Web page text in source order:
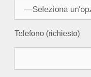
Telefono (richiesto)